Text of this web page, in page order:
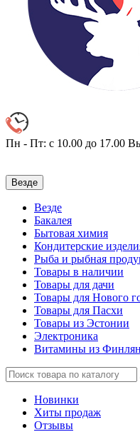
Пн - Пт: с 10.00 до 17.00
Везде
Везде
Бакалея
Бытовая химия
Кондитерские
Рыба и рыбная
Товары в наличии
Товары для дачи
Товары для Нового
Товары для Пасхи
Товары из Эстонии
Электроника
Витамины из
Новинки
Хиты продаж
Отзывы